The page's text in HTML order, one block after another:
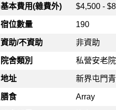
基本費用(雜費外) $4,500 -
宿位數量 190
資助/不資助 非資助
院舍類別 私營安老院
地址 新界屯門
膳食 Array